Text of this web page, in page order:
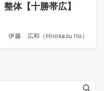
体【十勝帯広】
伊藤 広和（Hirokazu Ito）